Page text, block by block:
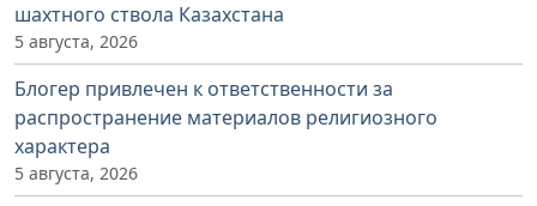
шахтного ствола Казахстана
5 августа, 2026
Блогер привлечен к ответственности за
распространение материалов религиозного
характера
5 августа, 2026